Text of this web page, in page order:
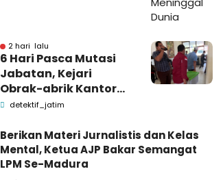
2 hari lalu
6 Hari Pasca Mutasi
Jabatan, Kejari
Obrak-abrik Kantor
OPD Pemkab
detektif_jatim
Berikan Materi Jurnalistis dan Kelas
Mental, Ketua AJP Bakar Semangat
LPM Se-Madura